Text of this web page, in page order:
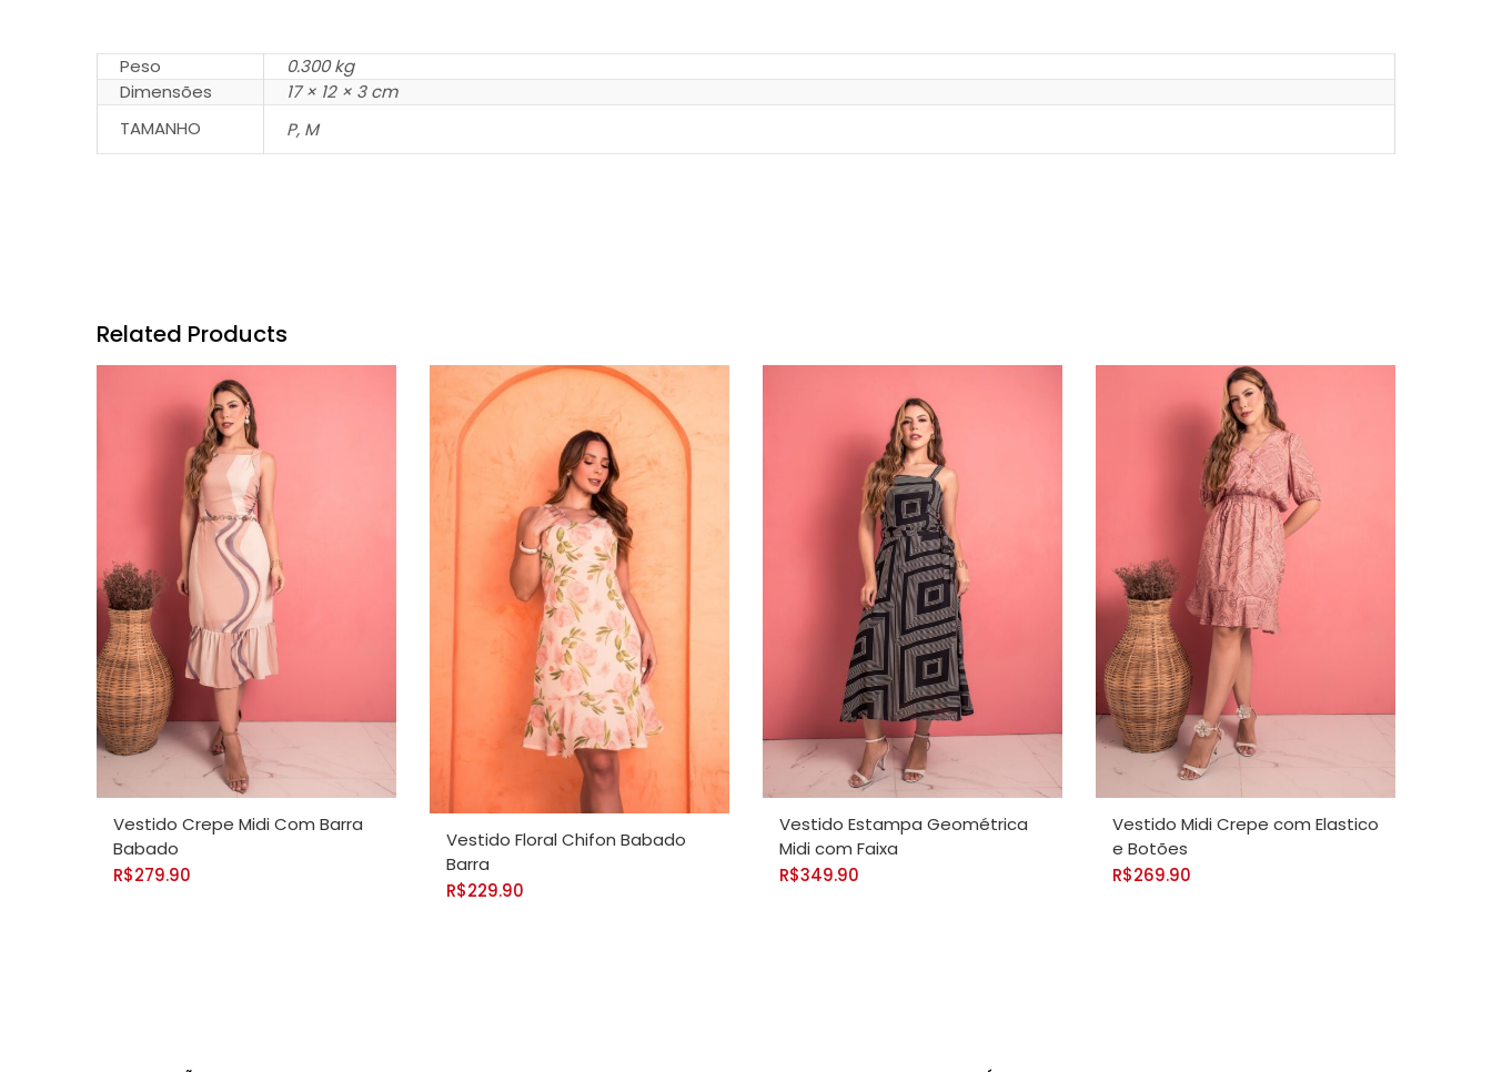
Peso
0.300 kg
Dimensões
17 × 12 × 3 cm
TAMANHO
P, M
Related Products
VER OPÇÕES
Vestido Crepe Midi Com Barra
Babado
R$279.90
VER OPÇÕES
Vestido Floral Chifon Babado
Barra
R$229.90
VER OPÇÕES
Vestido Estampa Geométrica
Midi com Faixa
R$349.90
VER OPÇÕES
Vestido Midi Crepe com Elastico
e Botões
R$269.90